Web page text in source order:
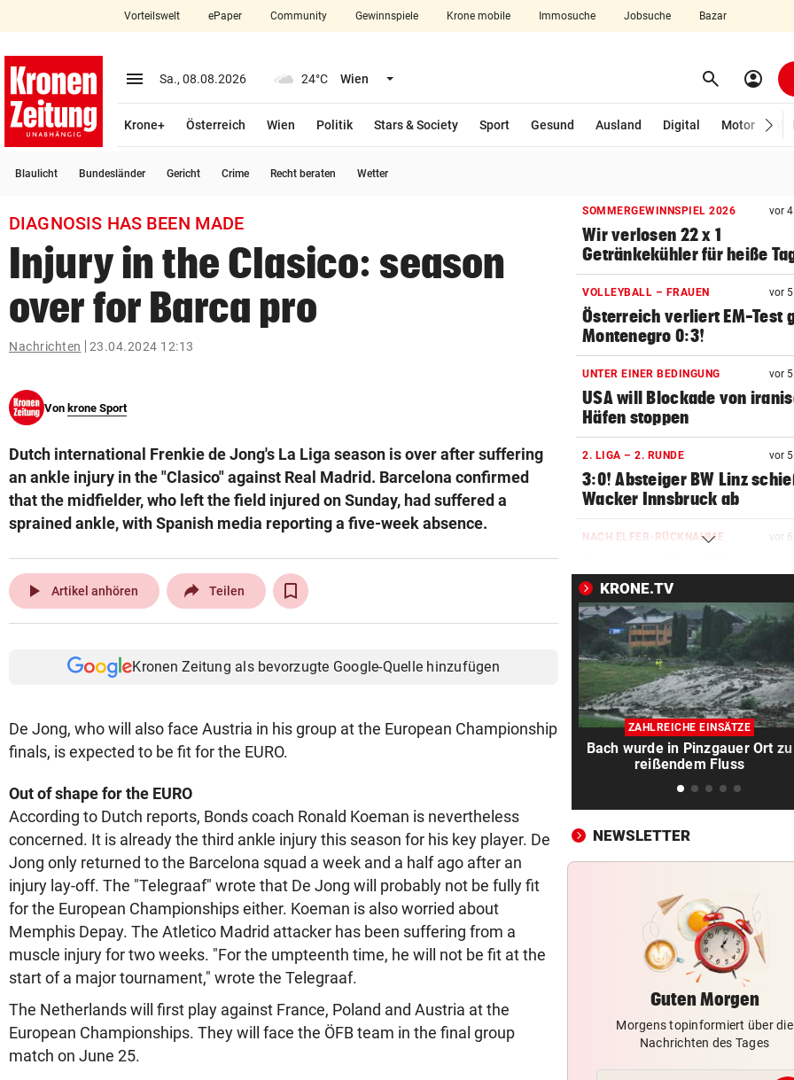
closeSchließen
account_circle Anmelden
arrow_right
bookmark
search
Suchbegriff
eingeben
© Krone Multimedia GmbH & Co KG 2026
Vorteilswelt ePaper Community Gewinnspiele Krone mobile Immosuche Jobsuche Bazar
menu Menü aufklappen
Sa., 08.08.2026 24°C Wien Menü aufklappen search Suchen
account_circle
Krone+ Österreich Wien Politik Stars & Society Sport Gesund Ausland Digital Motor
Blaulicht Bundesländer Gericht Crime Recht beraten Wetter
DIAGNOSIS HAS BEEN MADE
Injury in the Clasico: season
over for Barca pro
Nachrichten 23.04.2024 12:13
Von krone Sport
Dutch international Frenkie de Jong's La Liga season is over after suffering
an ankle injury in the "Clasico" against Real Madrid. Barcelona confirmed
that the midfielder, who left the field injured on Sunday, had suffered a
sprained ankle, with Spanish media reporting a five-week absence.
play_arrow Artikel anhören Teilen
Kronen Zeitung als bevorzugte Google-Quelle hinzufügen
De Jong, who will also face Austria in his group at the European Championship
finals, is expected to be fit for the EURO.
Out of shape for the EURO
According to Dutch reports, Bonds coach Ronald Koeman is nevertheless
concerned. It is already the third ankle injury this season for his key player. De
Jong only returned to the Barcelona squad a week and a half ago after an
injury lay-off. The "Telegraaf" wrote that De Jong will probably not be fully fit
for the European Championships either. Koeman is also worried about
Memphis Depay. The Atletico Madrid attacker has been suffering from a
muscle injury for two weeks. "For the umpteenth time, he will not be fit at the
start of a major tournament," wrote the Telegraaf.
The Netherlands will first play against France, Poland and Austria at the
European Championships. They will face the ÖFB team in the final group
match on June 25.
SOMMERGEWINNSPIEL 2026 vor
Wir verlosen 22 x 1
Getränkekühler für heiße
VOLLEYBALL – FRAUEN vor
Österreich verliert EM-Test
Montenegro 0:3!
UNTER EINER BEDINGUNG vor
USA will Blockade von
Häfen stoppen
2. LIGA – 2. RUNDE vor
3:0! Absteiger BW Linz
Wacker Innsbruck ab
NACH ELFER-RÜCKNAHME vor
absoluter Skandal!“
WEGEN CEUTA-KRISE vor 6
Spanien kontert: Jetzt
Grenzkontrollen für Italien
SONNTAG NOCH IM KASTEN vor
Klubs aus Holland und
locken WAC-Goalie
Brasilien-Legende schockt
mit Mallet-Finger
KIND UND PARTNER TOT vor
meldet sich zu Wort
STRATEGIE FEHLT
Schutz vor Drohnen?
hat keinen Plan
LÄNDLE-KICKER SIEGEN vor 6
3:1 nach 0:1! Altach dreht
gegen WSG Tirol
KRONE.TV
ZAHLREICHE EINSÄTZE
Bach wurde in Pinzgauer Ort zu
reißendem Fluss
NEWSLETTER
Guten Morgen
Morgens topinformiert über die
Nachrichten des Tages